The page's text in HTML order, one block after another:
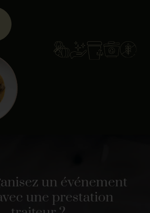
un événement
une prestation